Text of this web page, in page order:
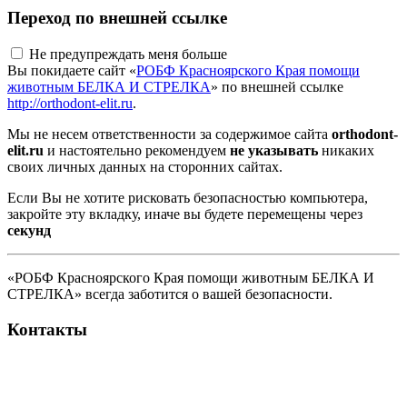
Переход по внешней ссылке
Не предупреждать меня больше
Вы покидаете сайт «РОБФ Красноярского Края помощи
животным БЕЛКА И СТРЕЛКА» по внешней ссылке
http://orthodont-elit.ru.
Мы не несем ответственности за содержимое сайта orthodont-
elit.ru и настоятельно рекомендуем не указывать никаких
своих личных данных на сторонних сайтах.
Если Вы не хотите рисковать безопасностью компьютера,
закройте эту вкладку, иначе вы будете перемещены через
секунд
«РОБФ Красноярского Края помощи животным БЕЛКА И
СТРЕЛКА» всегда заботится о вашей безопасности.
Контакты